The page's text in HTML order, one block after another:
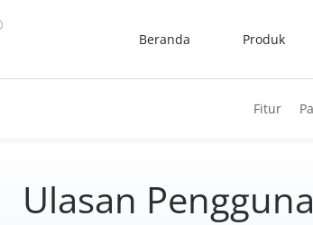
Beranda Produk
Fitur
Ulasan